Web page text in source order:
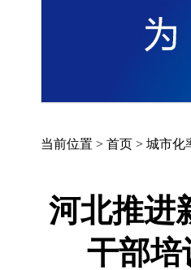
当前位置 > 首页 > 城市化
河北推进
干部培